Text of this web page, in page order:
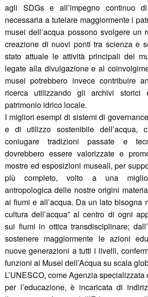
agli SDGs e all’impegno continuo
necessaria a tutelare maggiormente i
musei dell’acqua possono svolgere un
creazione di nuovi ponti tra scienza e
stato attuale le attività principali dei
legate alla divulgazione e al
musei potrebbero invece contribuire
ricerca utilizzando gli archivi
patrimonio idrico locale.
I migliori esempi di sistemi di
e di utilizzo sostenibile dell’acqua,
coniugare tradizioni passate e
dovrebbero essere valorizzate e
mostre ed esposizioni museali, per
più completo, volto a una
antropologica delle nostre origini
ai fiumi e all’acqua. Da un lato bisogna
cultura dell’acqua” al centro di ogni
sui fiumi in ottica transdisciplinare;
sostenere maggiormente le azioni
nuove generazioni a tutti i livelli,
funzioni ai Musei dell’Acqua su scala
L’UNESCO, come Agenzia
per l’educazione, è incaricata di